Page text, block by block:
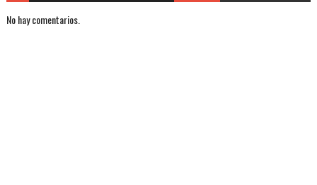
No hay comentarios.